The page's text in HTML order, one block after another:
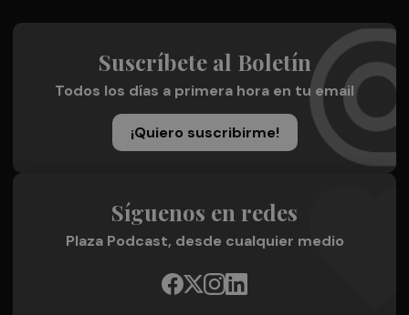
Suscríbete al Boletín
Todos los días a primera hora en tu email
¡Quiero suscribirme!
Síguenos en redes
Plaza Podcast, desde cualquier medio